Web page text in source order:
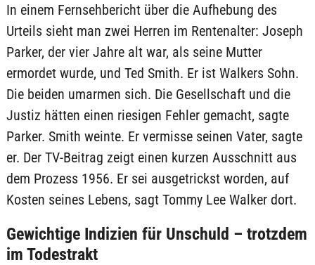
In einem Fernsehbericht über die Aufhebung des
Urteils sieht man zwei Herren im Rentenalter: Joseph
Parker, der vier Jahre alt war, als seine Mutter
ermordet wurde, und Ted Smith. Er ist Walkers Sohn.
Die beiden umarmen sich. Die Gesellschaft und die
Justiz hätten einen riesigen Fehler gemacht, sagte
Parker. Smith weinte. Er vermisse seinen Vater, sagte
er. Der TV-Beitrag zeigt einen kurzen Ausschnitt aus
dem Prozess 1956. Er sei ausgetrickst worden, auf
Kosten seines Lebens, sagt Tommy Lee Walker dort.
Gewichtige Indizien für Unschuld – trotzdem
im Todestrakt